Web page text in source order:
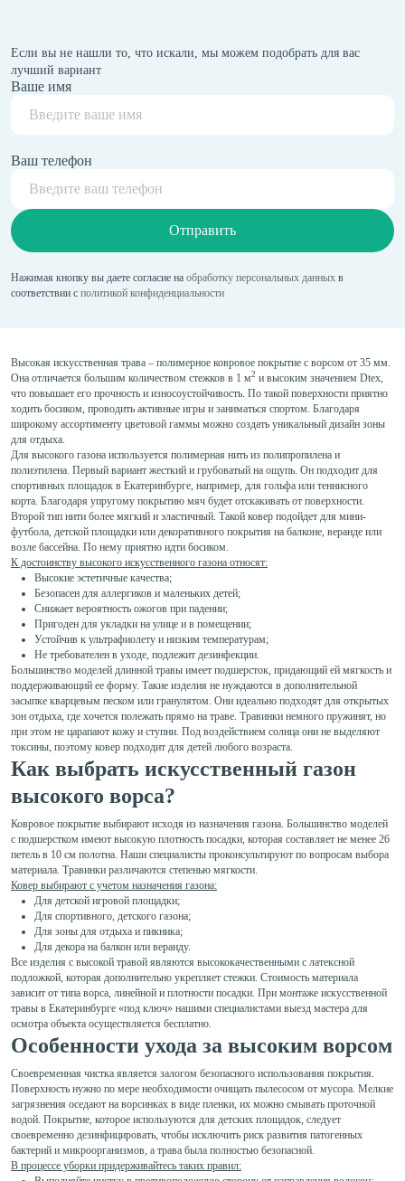
Если вы не нашли то, что искали, мы можем подобрать для вас
лучший вариант
Ваше имя
Ваш телефон
Отправить
Нажимая кнопку вы даете согласие на обработку персональных данных в
соответствии с политикой конфиденциальности
Высокая искусственная трава – полимерное ковровое покрытие с ворсом от 35 мм.
Она отличается большим количеством стежков в 1 м2 и высоким значением Dtex,
что повышает его прочность и износоустойчивость. По такой поверхности приятно
ходить босиком, проводить активные игры и заниматься спортом. Благодаря
широкому ассортименту цветовой гаммы можно создать уникальный дизайн зоны
для отдыха.
Для высокого газона используется полимерная нить из полипропилена и
полиэтилена. Первый вариант жесткий и грубоватый на ощупь. Он подходит для
спортивных площадок в Екатеринбурге, например, для гольфа или теннисного
корта. Благодаря упругому покрытию мяч будет отскакивать от поверхности.
Второй тип нити более мягкий и эластичный. Такой ковер подойдет для мини-
футбола, детской площадки или декоративного покрытия на балконе, веранде или
возле бассейна. По нему приятно идти босиком.
К достоинству высокого искусственного газона относят:
Высокие эстетичные качества;
Безопасен для аллергиков и маленьких детей;
Снижает вероятность ожогов при падении;
Пригоден для укладки на улице и в помещении;
Устойчив к ультрафиолету и низким температурам;
Не требователен в уходе, подлежит дезинфекции.
Большинство моделей длинной травы имеет подшерсток, придающий ей мягкость и
поддерживающий ее форму. Такие изделия не нуждаются в дополнительной
засыпке кварцевым песком или гранулятом. Они идеально подходят для открытых
зон отдыха, где хочется полежать прямо на траве. Травинки немного пружинят, но
при этом не царапают кожу и ступни. Под воздействием солнца они не выделяют
токсины, поэтому ковер подходит для детей любого возраста.
Как выбрать искусственный газон
высокого ворса?
Ковровое покрытие выбирают исходя из назначения газона. Большинство моделей
с подшерстком имеют высокую плотность посадки, которая составляет не менее 26
петель в 10 см полотна. Наши специалисты проконсультируют по вопросам выбора
материала. Травинки различаются степенью мягкости.
Ковер выбирают с учетом назначения газона:
Для детской игровой площадки;
Для спортивного, детского газона;
Для зоны для отдыха и пикника;
Для декора на балкон или веранду.
Все изделия с высокой травой являются высококачественными с латексной
подложкой, которая дополнительно укрепляет стежки. Стоимость материала
зависит от типа ворса, линейной и плотности посадки. При монтаже искусственной
травы в Екатеринбурге «под ключ» нашими специалистами выезд мастера для
осмотра объекта осуществляется бесплатно.
Особенности ухода за высоким ворсом
Своевременная чистка является залогом безопасного использования покрытия.
Поверхность нужно по мере необходимости очищать пылесосом от мусора. Мелкие
загрязнения оседают на ворсинках в виде пленки, их можно смывать проточной
водой. Покрытие, которое используются для детских площадок, следует
своевременно дезинфицировать, чтобы исключить риск развития патогенных
бактерий и микроорганизмов, а трава была полностью безопасной.
В процессе уборки придерживайтесь таких правил: